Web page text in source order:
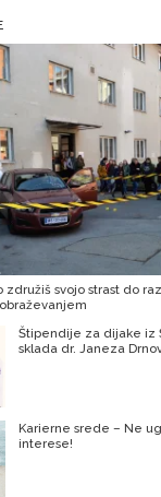
združiš svojo strast do
Štipendije za dijake iz
sklada dr. Janeza
Karierne srede – Ne
interese!